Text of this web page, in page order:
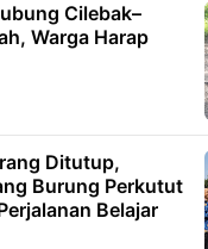
Cilebak–
Warga Harap
Ditutup,
Burung Perkutut
Belajar